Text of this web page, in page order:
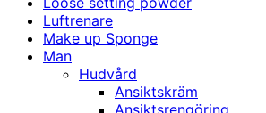
Luftrenare
Make up Sponge
Man
Hudvård
Ansiktskräm